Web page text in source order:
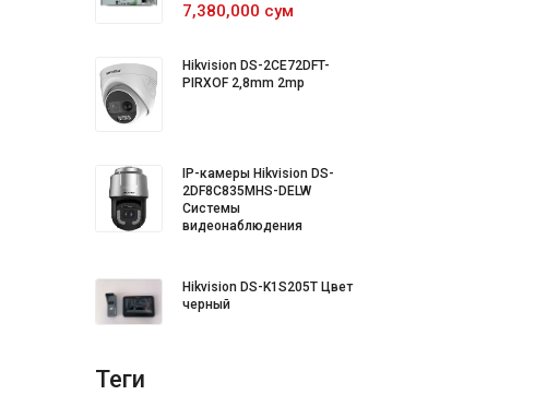
7,380,000 сум
Hikvision DS-2CE72DFT-
PIRXOF 2,8mm 2mp
IP-камеры Hikvision DS-
2DF8C835MHS-DELW
Системы
видеонаблюдения
Hikvision DS-K1S205T Цвет
черный
Теги